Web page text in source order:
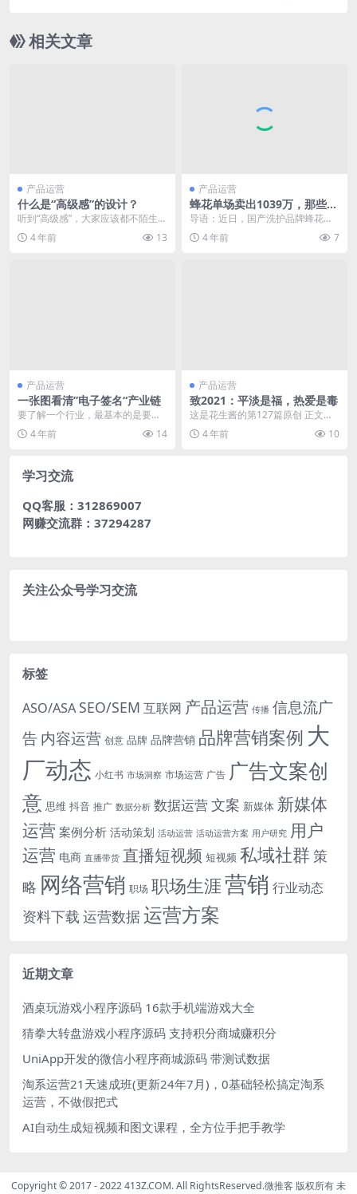
相关文章
产品运营
什么是“高级感”的设计？
听到“高级感”，大家应该都不陌生。
设计师们，经常听到需求方说：“我
想要那种很有...
4 年前 13
产品运营
蜂花单场卖出1039万，那些一
夜爆红的直播间都怎么样了
导语：近日，国产洗护品牌蜂花一
夜爆火，究竟是什么原因。在与同
类直播间竞争的关系中...
4 年前 7
产品运营
一张图看清”电子签名“产业链
要了解一个行业，最基本的是要了
解这个市场的上下游的参与主体及
运行逻辑。 要从事一...
4 年前 14
产品运营
致2021：平淡是福，热爱是毒
这是花生酱的第127篇原创 正文
共： 3923字 2图 预计...
4 年前 10
学习交流
QQ客服：312869007
网赚交流群：37294287
关注公众号学习交流
标签
ASO/ASA SEO/SEM 互联网 产品运营 传播 信息流广
告 内容运营 创意 品牌 品牌营销 品牌营销案例 大
厂动态 小红书 市场洞察 市场运营 广告 广告文案创
意 思维 抖音 推广 数据分析 数据运营文案 新媒体 新媒体
运营 案例分析 活动策划 活动运营 活动运营方案 用户研究 用户
运营 电商 直播带货 直播短视频 短视频 私域社群 策
略 网络营销 职场 职场生涯营销 行业动态
资料下载 运营数据运营方案
近期文章
酒桌玩游戏小程序源码 16款手机端游戏大全
猜拳大转盘游戏小程序源码 支持积分商城赚积分
UniApp开发的微信小程序商城源码 带测试数据
淘系运营21天速成班(更新24年7月)，0基础轻松搞定淘系
运营，不做假把式
AI自动生成短视频和图文课程，全方位手把手教学
Copyright © 2017 - 2022 413Z.COM. All RightsReserved.微推客 版权所有 未